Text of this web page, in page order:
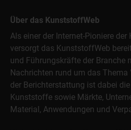
Über das KunststoffWeb
Als einer der Internet-Pioniere
versorgt das KunststoffWeb
und Führungskräfte der Branche
Nachrichten rund um das
der Berichterstattung ist dabei
Kunststoffe sowie Märkte,
Material, Anwendungen und